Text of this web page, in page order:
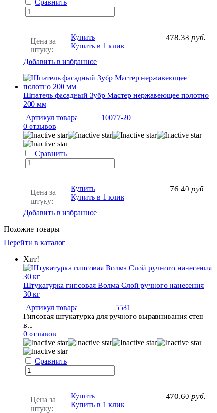
Сравнить
Цена за
штуку:
478.38 руб.
Купить
Купить в 1 клик
Добавить в избранное
Шпатель фасадный Зубр Мастер нержавеющее полотно
200 мм
Артикул товара
10077-20
0 отзывов
Сравнить
Цена за
штуку:
76.40 руб.
Купить
Купить в 1 клик
Добавить в избранное
Похожие товары
Перейти в каталог
Хит!
Штукатурка гипсовая Волма Слой ручного нанесения
30 кг
Артикул товара
5581
Гипсовая штукатурка для ручного выравнивания стен
в...
0 отзывов
Сравнить
Цена за
штуку:
470.60 руб.
Купить
Купить в 1 клик